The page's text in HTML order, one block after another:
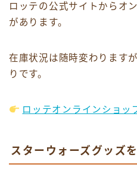
ロッテの公式サイトからオ
があります。
在庫状況は随時変わります
りです。
ロッテオンラインショッ
スターウォーズグッズ